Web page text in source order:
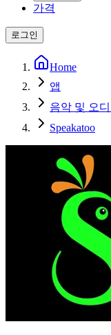
가격
로그인
Home
앱
음악 및 오
Speakatoo